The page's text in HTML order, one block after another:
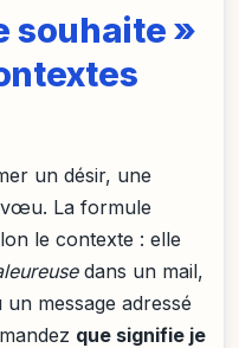
souhaite »
un désir, une
La formule
le contexte : elle
dans un mail,
message adressé
que signifie je